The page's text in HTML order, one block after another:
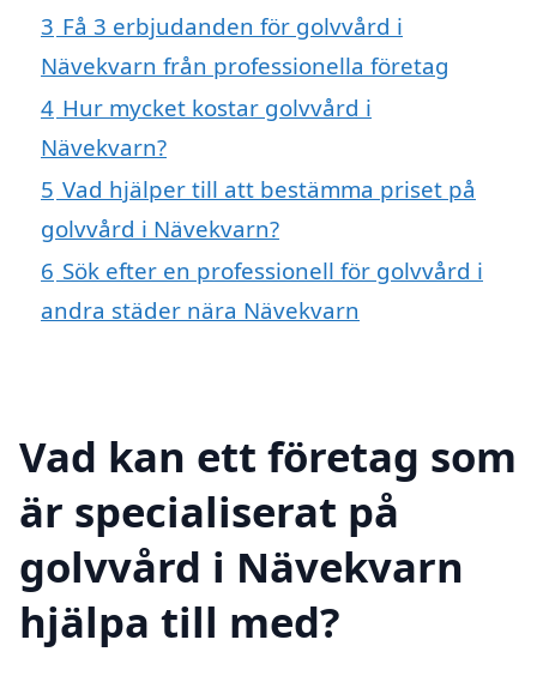
3 Få 3 erbjudanden för golvvård i
Nävekvarn från professionella företag
4 Hur mycket kostar golvvård i
Nävekvarn?
5 Vad hjälper till att bestämma priset på
golvvård i Nävekvarn?
6 Sök efter en professionell för golvvård i
andra städer nära Nävekvarn
Vad kan ett företag som
är specialiserat på
golvvård i Nävekvarn
hjälpa till med?